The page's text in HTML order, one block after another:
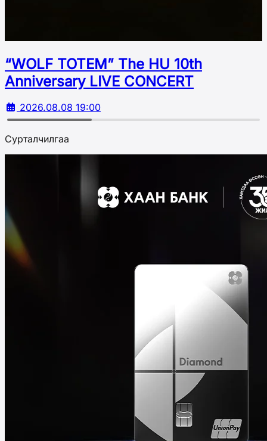
“WOLF TOTEM” The HU 10th
Аnniversary LIVE CONCERT
2026.08.08 19:00
Сурталчилгаа